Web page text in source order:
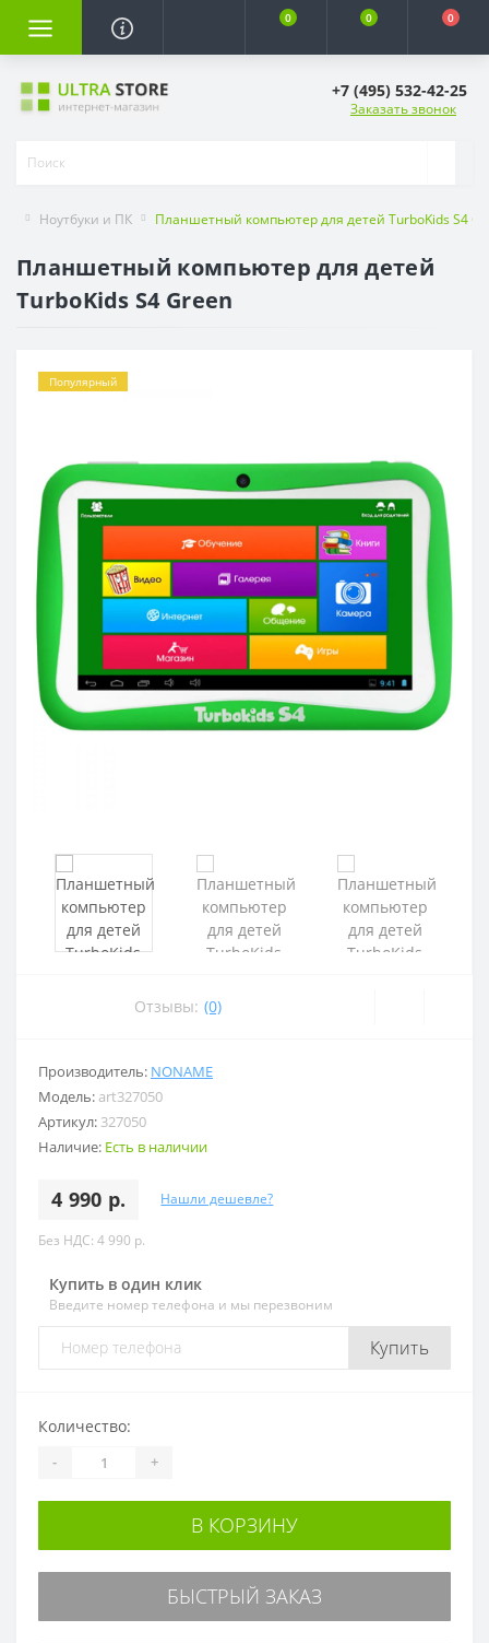
0 0 0
+7 (495) 532-42-25
Заказать звонок
Ноутбуки и ПК Планшетный компьютер для детей TurboKids S4
Планшетный компьютер для детей
TurboKids S4 Green
Популярный
Отзывы: (0)
Производитель: NONAME
Модель: art327050
Артикул: 327050
Наличие: Есть в наличии
4 990 р. Нашли дешевле?
Без НДС: 4 990 р.
Купить в один клик
Введите номер телефона и мы перезвоним
Купить
Количество:
- +
В КОРЗИНУ
БЫСТРЫЙ ЗАКАЗ